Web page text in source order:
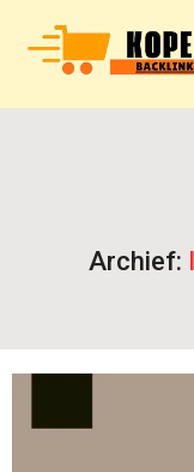
Archief: